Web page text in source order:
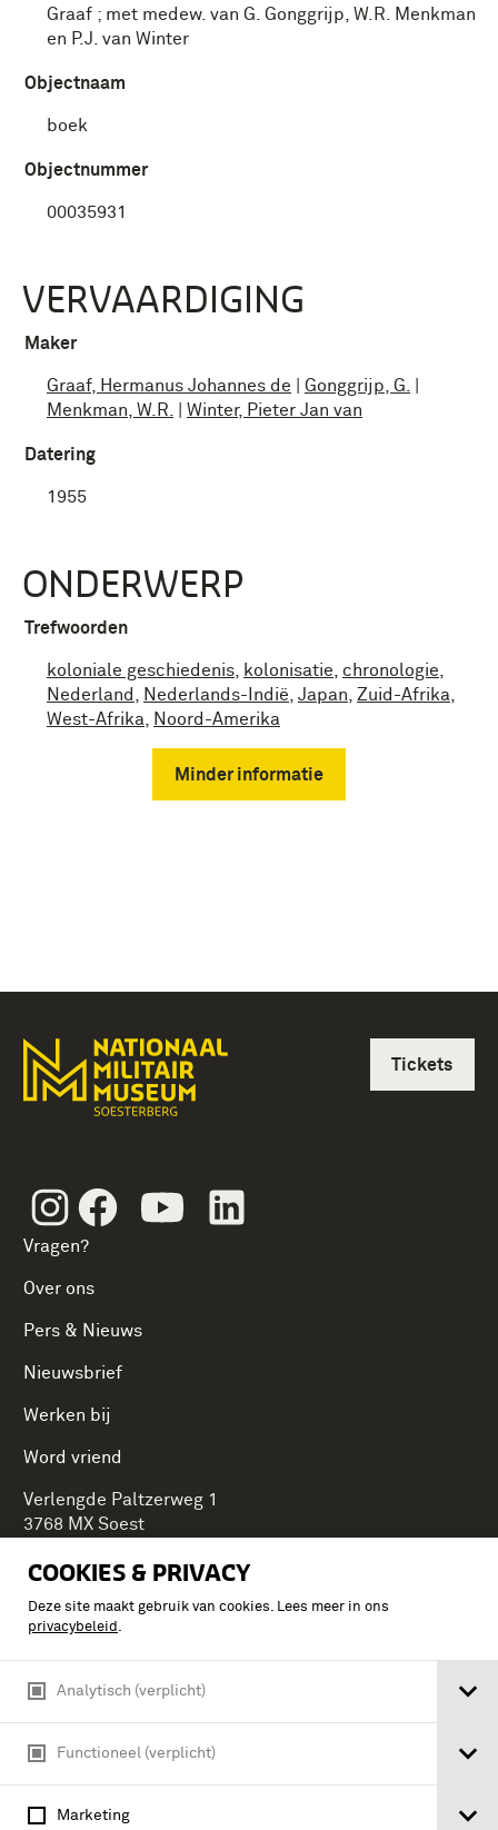
COOKIES & PRIVACY
Deze site maakt gebruik van cookies. Lees meer in ons
privacybeleid .
Analytisch (verplicht)
Functioneel (verplicht)
Marketing
Graaf ; met medew. van G. Gonggrijp, W.R. Menkman
en P.J. van Winter
Objectnaam
boek
Objectnummer
00035931
VERVAARDIGING
Maker
Graaf, Hermanus Johannes de Gonggrijp, G.
Menkman, W.R.
Winter, Pieter Jan van
Datering
1955
ONDERWERP
Trefwoorden
koloniale geschiedenis kolonisatie chronologie
Nederland
Nederlands-Indië Japan Zuid-Afrika
West-Afrika
Noord-Amerika
Minder informatie
InstagramFacebookYoutube
Vragen?
Over ons
Pers & Nieuws
Nieuwsbrief
Werken bij
Word vriend
Tickets
Verlengde Paltzerweg 1
3768 MX Soest
Onderdeel van Stichting Koninklijke Defensiemusea,